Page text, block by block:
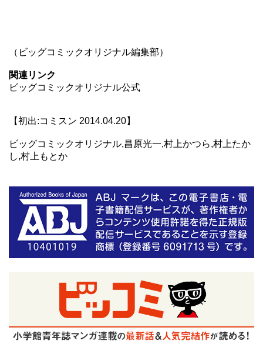
（ビッグコミックオリジナル編集部）
関連リンク
ビッグコミックオリジナル公式
【初出:コミスン 2014.04.20】
ビッグコミックオリジナル,昌原光一,村上かつら,村上たか
し,村上もとか